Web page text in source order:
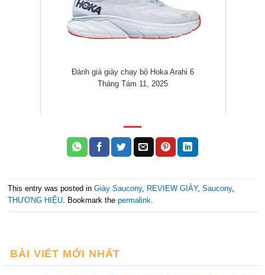
Đánh giá giày chạy bộ Hoka Arahi 6
Tháng Tám 11, 2025
This entry was posted in Giày Saucony, REVIEW GIÀY, Saucony,
THƯƠNG HIỆU. Bookmark the permalink.
BÀI VIẾT MỚI NHẤT